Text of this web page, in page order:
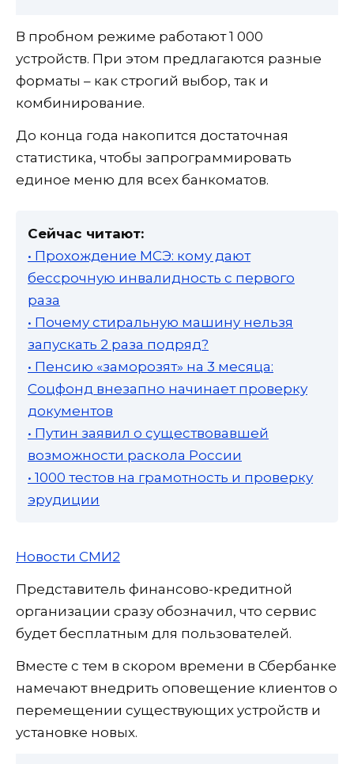
В пробном режиме работают 1 000
устройств. При этом предлагаются разные
форматы – как строгий выбор, так и
комбинирование.
До конца года накопится достаточная
статистика, чтобы запрограммировать
единое меню для всех банкоматов.
Сейчас читают:
• Прохождение МСЭ: кому дают
бессрочную инвалидность с первого
раза
• Почему стиральную машину нельзя
запускать 2 раза подряд?
• Пенсию «заморозят» на 3 месяца:
Соцфонд внезапно начинает проверку
документов
• Путин заявил о существовавшей
возможности раскола России
• 1000 тестов на грамотность и проверку
эрудиции
Новости СМИ2
Представитель финансово-кредитной
организации сразу обозначил, что сервис
будет бесплатным для пользователей.
Вместе с тем в скором времени в Сбербанке
намечают внедрить оповещение клиентов о
перемещении существующих устройств и
установке новых.